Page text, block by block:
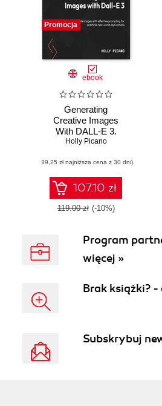
Promocja
ebook
Generating
Creative Images
With DALL-E 3.
Create accurate
effective prompting
for real-world
applications
Holly Picano
(89,25 zł najniższa cena z 30 dni)
107.10 zł
119.00 zł (-10%)
Program
więcej »
Brak książki? -
Subskrybuj